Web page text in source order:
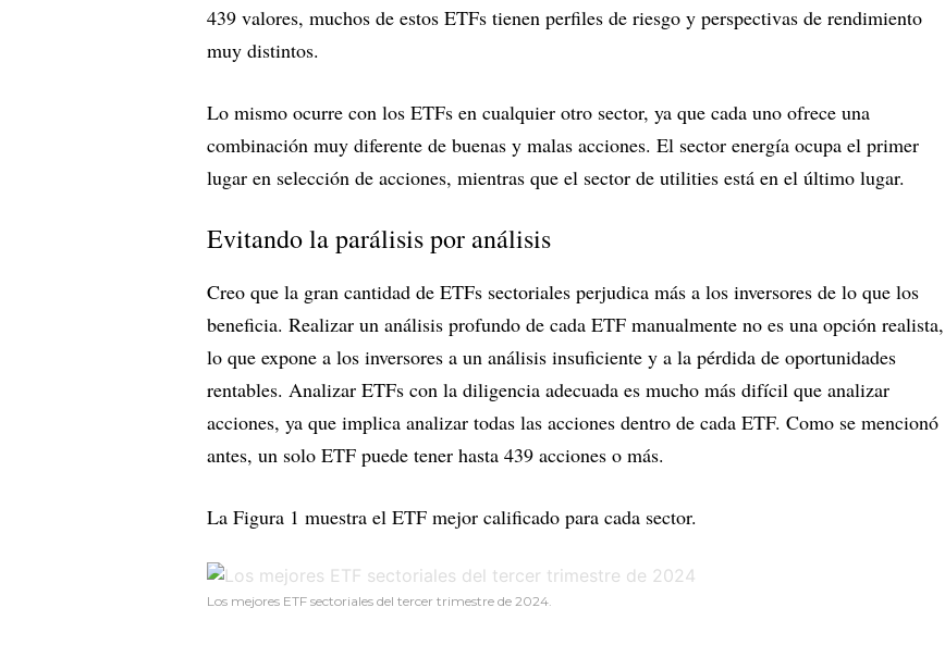
439 valores, muchos de estos ETFs tienen perfiles de riesgo y perspectivas de rendimiento
muy distintos.
Lo mismo ocurre con los ETFs en cualquier otro sector, ya que cada uno ofrece una
combinación muy diferente de buenas y malas acciones. El sector energía ocupa el primer
lugar en selección de acciones, mientras que el sector de utilities está en el último lugar.
Evitando la parálisis por análisis
Creo que la gran cantidad de ETFs sectoriales perjudica más a los inversores de lo que los
beneficia. Realizar un análisis profundo de cada ETF manualmente no es una opción realista,
lo que expone a los inversores a un análisis insuficiente y a la pérdida de oportunidades
rentables. Analizar ETFs con la diligencia adecuada es mucho más difícil que analizar
acciones, ya que implica analizar todas las acciones dentro de cada ETF. Como se mencionó
antes, un solo ETF puede tener hasta 439 acciones o más.
La Figura 1 muestra el ETF mejor calificado para cada sector.
Los mejores ETF sectoriales del tercer trimestre de 2024.